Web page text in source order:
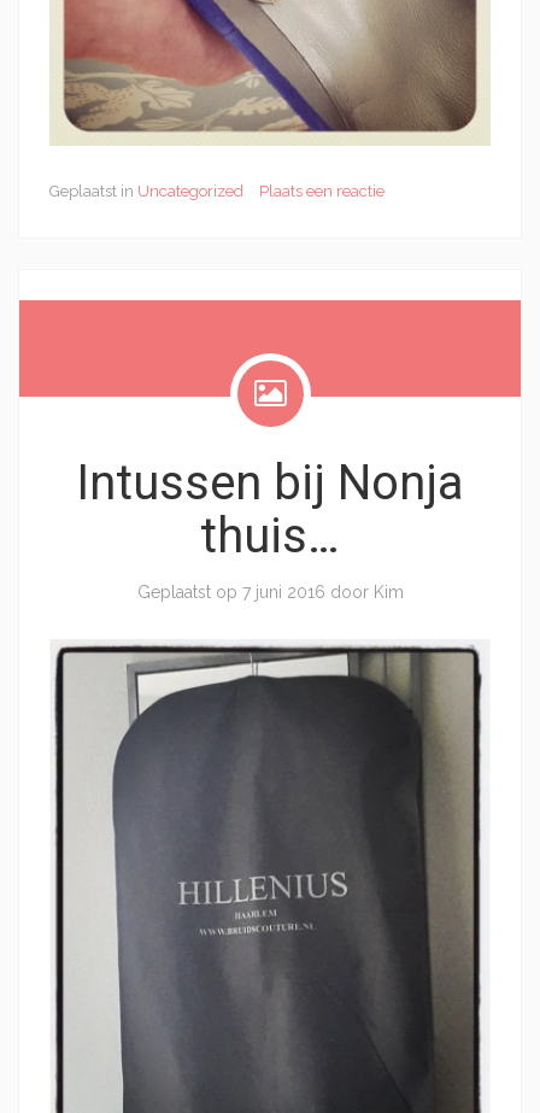
Geplaatst in Uncategorized Plaats een reactie
Intussen bij Nonja
thuis…
Geplaatst op 7 juni 2016 door Kim